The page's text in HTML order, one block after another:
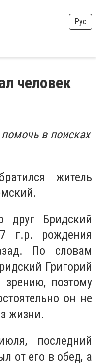
Рус
человек
в поисках
житель
друг Бридский
г.р. рождения
По словам
Григорий
поэтому
он не
жизни.
последний
от его в обед, а